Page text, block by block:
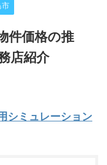
市
件価格の推
店紹介
シミュレーション